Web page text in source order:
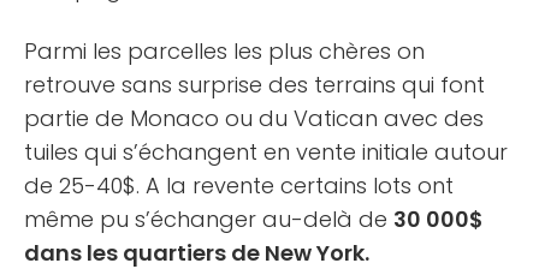
Parmi les parcelles les plus chères on
retrouve sans surprise des terrains qui font
partie de Monaco ou du Vatican avec des
tuiles qui s’échangent en vente initiale autour
de 25-40$. A la revente certains lots ont
même pu s’échanger au-delà de 30 000$
dans les quartiers de New York.